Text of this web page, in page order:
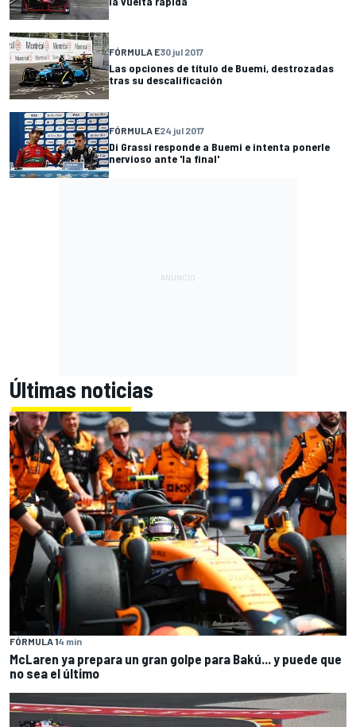
FÓRMULA E30 jul 2017
Las opciones de título de Buemi, destrozadas
tras su descalificación
FÓRMULA E24 jul 2017
Di Grassi responde a Buemi e intenta ponerle
nervioso ante 'la final'
Últimas noticias
FÓRMULA 14 min
McLaren ya prepara un gran golpe para Bakú... y puede que
no sea el último